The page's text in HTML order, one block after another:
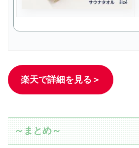
楽天で詳細を見る＞
～まとめ～